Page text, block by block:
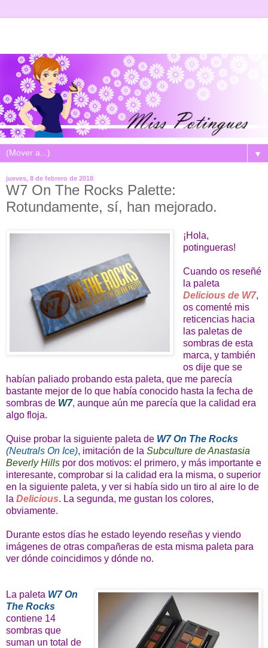
▼
jueves, 8 de febrero de 2018
W7 On The Rocks Palette:
Rotundamente, sí, han mejorado.
¡Hola,
potingueras!
Cuando os reseñé
la paleta
Delicious de W7,
os comenté mis
reticencias hacia
las paletas de
sombras de esta
marca, y también
os dije que se
habían paliado probando esta paleta, que me parecía
bastante mejor de lo que había conocido hasta la fecha de
sombras de W7, aunque aún me parecía que la calidad era
algo floja.
Quise probar la siguiente paleta de W7 On The Rocks
(Neutrals On Ice), imitación de la Subculture de Anastasia
Beverly Hills por dos motivos: el primero, y más importante e
interesante, comprobar si la calidad era la misma, o superior
en la siguiente paleta, y ver si había sido un tiro al aire lo de
la Delicious. La segunda, me gustan los colores,
obviamente.
Durante estos días he estado leyendo reseñas y viendo
imágenes de otras compañeras de esta misma paleta para
ver dónde coincidimos y dónde no.
La paleta W7 On
The Rocks
contiene 14
sombras que
suman un total de